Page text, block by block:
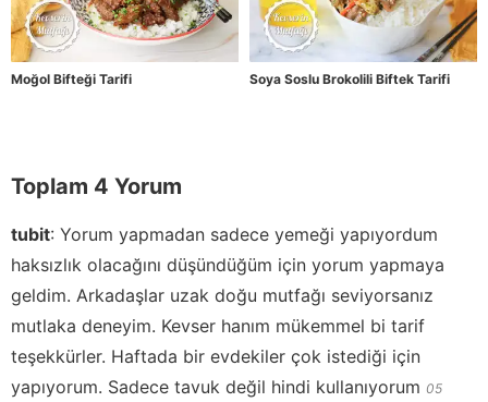
Moğol Bifteği Tarifi Soya Soslu Brokolili Biftek Tarifi
Toplam 4 Yorum
tubit: Yorum yapmadan sadece yemeği yapıyordum
haksızlık olacağını düşündüğüm için yorum yapmaya
geldim. Arkadaşlar uzak doğu mutfağı seviyorsanız
mutlaka deneyim. Kevser hanım mükemmel bi tarif
teşekkürler. Haftada bir evdekiler çok istediği için
yapıyorum. Sadece tavuk değil hindi kullanıyorum 05